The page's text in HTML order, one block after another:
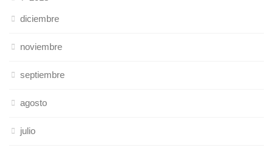
diciembre
noviembre
septiembre
agosto
julio